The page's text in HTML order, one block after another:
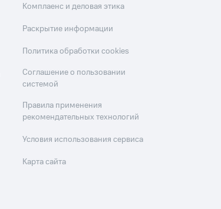
Комплаенс и деловая этика
Раскрытие информации
Политика обработки cookies
Соглашение о пользовании
системой
Правила применения
рекомендательных технологий
Условия использования сервиса
Карта сайта